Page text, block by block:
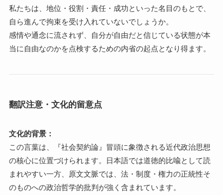
私たちは、地位・役割・責任・成功といった名目のもとで、
自ら進んで拘束を受け入れていないでしょうか。
感情や通念に流されず、自分が自由だと信じている状態が本
当に自由なのかを点検するための内省の起点となり得ます。
翻訳注意・文化的留意点
文化的背景：
この言葉は、『社会契約論』冒頭に象徴される近代政治思想
の核心に位置づけられます。日本語では道徳的比喩として読
まれやすい一方、原文文脈では、法・制度・権力の正統性そ
のものへの政治哲学的批判が強く含まれています。